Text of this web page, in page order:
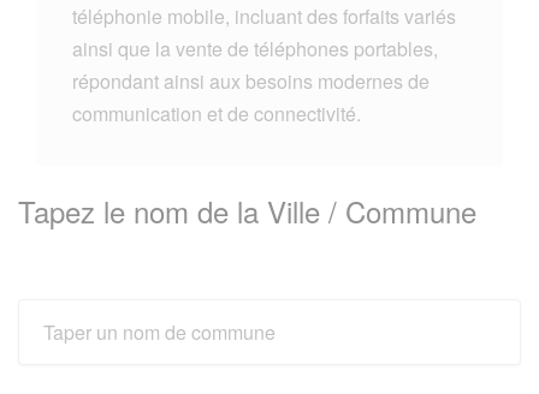
téléphonie mobile, incluant des forfaits variés
ainsi que la vente de téléphones portables,
répondant ainsi aux besoins modernes de
communication et de connectivité.
Tapez le nom de la Ville / Commune